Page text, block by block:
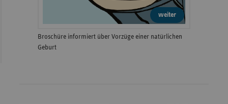
weiter
Broschüre informiert über Vorzüge einer natürlichen
Geburt